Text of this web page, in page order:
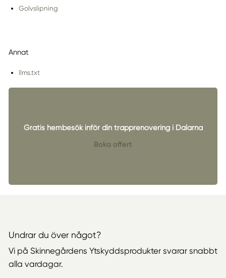
Golvslipning
Annat
llms.txt
Gratis hembesök inför din trapprenovering i Dalarna
Boka offert
Undrar du över något?
Vi på Skinnegårdens Ytskyddsprodukter svarar snabbt
alla vardagar.